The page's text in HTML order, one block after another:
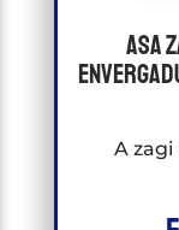
Asa
A zagi